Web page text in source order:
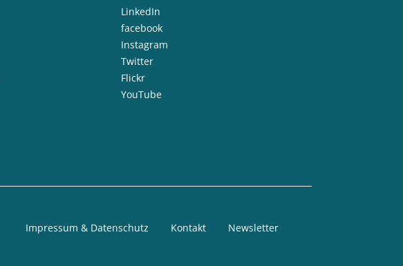
LinkedIn
facebook
Instagram
Twitter
Flickr
YouTube
Impressum & Datenschutz Kontakt Newsletter